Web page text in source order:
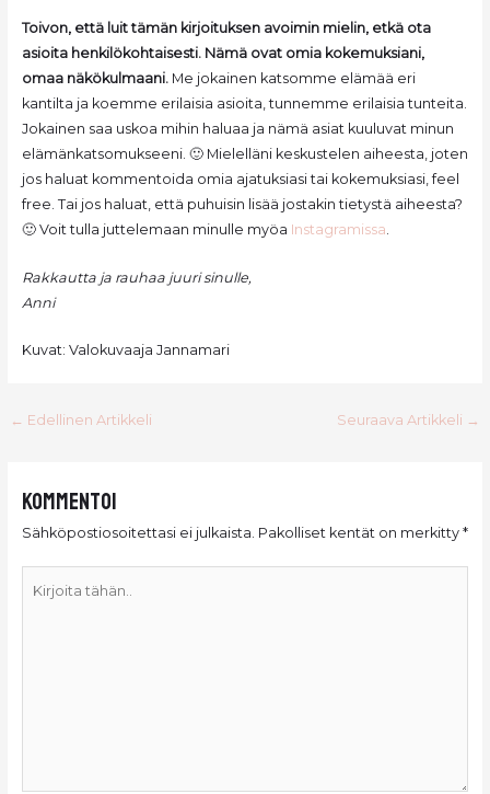
Toivon, että luit tämän kirjoituksen avoimin mielin, etkä ota
asioita henkilökohtaisesti. Nämä ovat omia kokemuksiani,
omaa näkökulmaani. Me jokainen katsomme elämää eri
kantilta ja koemme erilaisia asioita, tunnemme erilaisia tunteita.
Jokainen saa uskoa mihin haluaa ja nämä asiat kuuluvat minun
elämänkatsomukseeni. 🙂 Mielelläni keskustelen aiheesta, joten
jos haluat kommentoida omia ajatuksiasi tai kokemuksiasi, feel
free. Tai jos haluat, että puhuisin lisää jostakin tietystä aiheesta?
🙂 Voit tulla juttelemaan minulle myöa Instagramissa.
Rakkautta ja rauhaa juuri sinulle,
Anni
Kuvat: Valokuvaaja Jannamari
Post
← Edellinen Artikkeli Seuraava Artikkeli →
Kommentoi
Sähköpostiosoitettasi ei julkaista. Pakolliset kentät on merkitty *
tähän..